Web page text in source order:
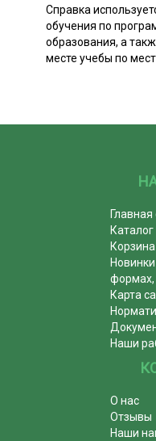
Справка
обучения по
образования, а
месте учебы по
Корзина
формах,
Карта
Наши
О нас
Отзывы
Наши